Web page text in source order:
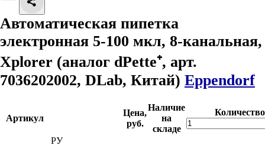
Автоматическая пипетка
электронная 5-100 мкл, 8-канальная,
Xplorer (аналог dPette⁺, арт.
7036202002, DLab, Китай) Eppendorf
Артикул
Цена,
руб.
Наличие
на
складе
Количество
РУ